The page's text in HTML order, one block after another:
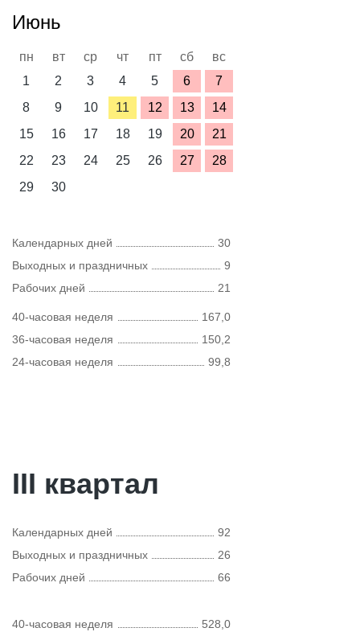
Июнь
пн вт ср чт пт сб
вс
1
2 3 4 5 6
7
8
9 10 11 12 13
14
15
16 17 18 19 20
21
22
23 24 25 26 27
28
29
30
Календарных дней
30
Выходных и праздничных
9
Рабочих дней
21
40-часовая неделя
167,0
36-часовая неделя
150,2
24-часовая неделя
99,8
III квартал
Календарных дней
92
Выходных и праздничных
26
Рабочих дней
66
40-часовая неделя 528,0